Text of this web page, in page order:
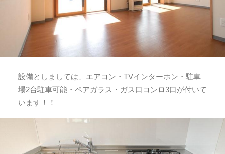
設備としましては、エアコン・TVインターホン・駐車
場2台駐車可能・ペアガラス・ガス口コンロ3口が付いて
います！！